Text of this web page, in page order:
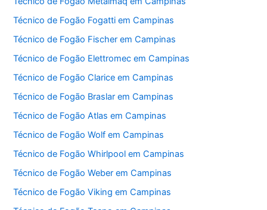
Técnico de Fogão Fogatti em Campinas
Técnico de Fogão Fischer em Campinas
Técnico de Fogão Elettromec em Campinas
Técnico de Fogão Clarice em Campinas
Técnico de Fogão Braslar em Campinas
Técnico de Fogão Atlas em Campinas
Técnico de Fogão Wolf em Campinas
Técnico de Fogão Whirlpool em Campinas
Técnico de Fogão Weber em Campinas
Técnico de Fogão Viking em Campinas